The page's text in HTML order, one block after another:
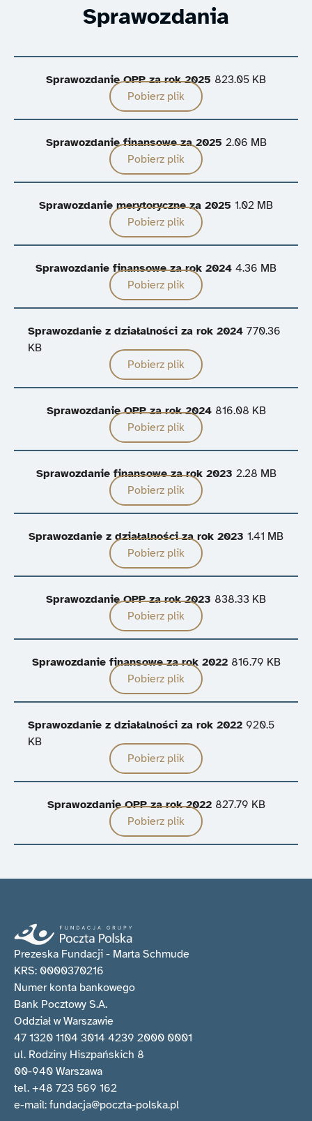
Sprawozdania
Sprawozdanie OPP za rok 2025 823.05 KB
Pobierz plik
Sprawozdanie finansowe za 2025 2.06 MB
Pobierz plik
Sprawozdanie merytoryczne za 2025 1.02 MB
Pobierz plik
Sprawozdanie finansowe za rok 2024 4.36 MB
Pobierz plik
Sprawozdanie z działalności za rok 2024 770.36
KB
Pobierz plik
Sprawozdanie OPP za rok 2024 816.08 KB
Pobierz plik
Sprawozdanie finansowe za rok 2023 2.28 MB
Pobierz plik
Sprawozdanie z działalności za rok 2023 1.41 MB
Pobierz plik
Sprawozdanie OPP za rok 2023 838.33 KB
Pobierz plik
Sprawozdanie finansowe za rok 2022 816.79 KB
Pobierz plik
Sprawozdanie z działalności za rok 2022 920.5
KB
Pobierz plik
Sprawozdanie OPP za rok 2022 827.79 KB
Pobierz plik
Prezeska Fundacji - Marta Schmude
KRS: 0000370216
Numer konta bankowego
Bank Pocztowy S.A.
Oddział w Warszawie
47 1320 1104 3014 4239 2000 0001
ul. Rodziny Hiszpańskich 8
00-940 Warszawa
tel. +48 723 569 162
e-mail: fundacja@poczta-polska.pl